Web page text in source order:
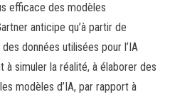
efficace des modèles
anticipe qu’à partir de
données utilisées pour l’IA
à simuler la réalité, à élaborer des
modèles d’IA, par rapport à